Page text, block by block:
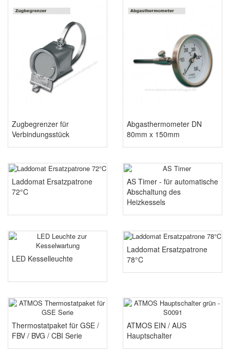
Zugbegrenzer für
Verbindungsstück
Abgasthermometer DN
80mm x 150mm
Laddomat Ersatzpatrone
72°C
AS Timer - für automatische
Abschaltung des
Heizkessels
LED Kesselleuchte
Laddomat Ersatzpatrone
78°C
Thermostatpaket für GSE /
FBV / BVG / CBI Serie
ATMOS EIN / AUS
Hauptschalter